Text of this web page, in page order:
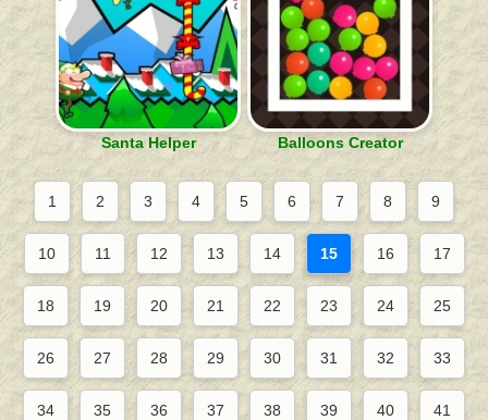
Santa Helper Balloons Creator
1 2 3 4 5 6 7 8 9
10 11 12 13 14 15 16 17
18 19 20 21 22 23 24 25
26 27 28 29 30 31 32 33
34 35 36 37 38 39 40 41